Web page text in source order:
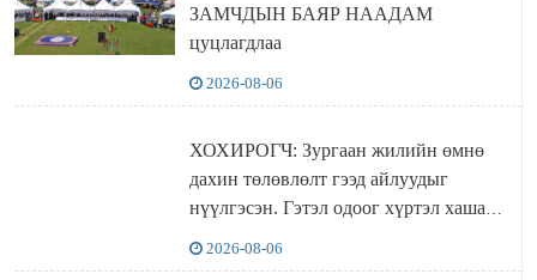
ЗАМЧДЫН БАЯР НААДАМ
цуцлагдлаа
2026-08-06
ХОХИРОГЧ: Зургаан жилийн өмнө
дахин төлөвлөлт гээд айлуудыг
нүүлгэсэн. Гэтэл одоог хүртэл хашаа
2026-08-06